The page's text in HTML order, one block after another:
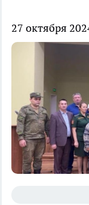
27 октября